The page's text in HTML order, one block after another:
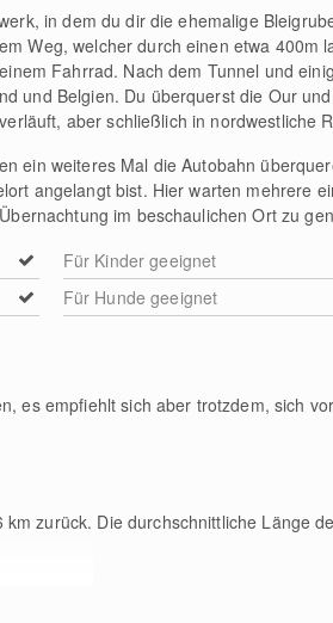
in dem du dir die ehemalige
Weg, welcher durch einen etwa 400m
Fahrrad. Nach dem Tunnel und
und Belgien. Du überquerst die Our
aber schließlich in nordwestliche
ein weiteres Mal die Autobahn
angelangt bist. Hier warten mehrere
im beschaulichen Ort zu
Für Kinder geeignet
Für Hunde geeignet
es empfiehlt sich aber trotzdem, sich
km zurück. Die durchschnittliche Länge